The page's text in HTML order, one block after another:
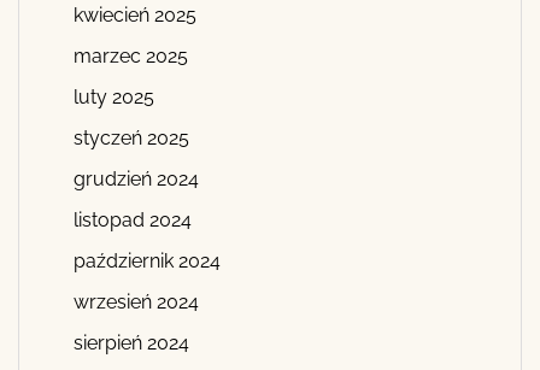
kwiecień 2025
marzec 2025
luty 2025
styczeń 2025
grudzień 2024
listopad 2024
październik 2024
wrzesień 2024
sierpień 2024